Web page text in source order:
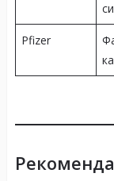
Pfizer
ка